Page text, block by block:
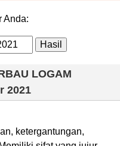
Anda:
LOGAM
2021
ketergantungan,